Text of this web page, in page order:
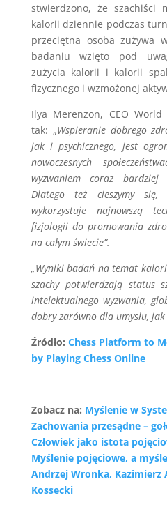
stwierdzono, że szachiści
kalorii dziennie podczas
przeciętna osoba zużywa
badaniu wzięto pod
zużycia kalorii i kalorii
fizycznego i wzmożonej
Ilya Merenzon, CEO World
tak: „Wspieranie dobrego
jak i psychicznego, jest
nowoczesnych
wyzwaniem coraz bardziej
Dlatego też cieszymy
wykorzystuje najnowszą
fizjologii do promowania
na całym świecie”.
„Wyniki badań na temat
szachy potwierdzają status
intelektualnego wyzwania,
dobry zarówno dla umysłu, jak
Źródło: Chess Platform to
by Playing Chess Online
Zobacz na: Myślenie w
Zachowania przesądne –
Człowiek jako istota
Myślenie pojęciowe, a
Andrzej Wronka, Kazimierz
Kossecki